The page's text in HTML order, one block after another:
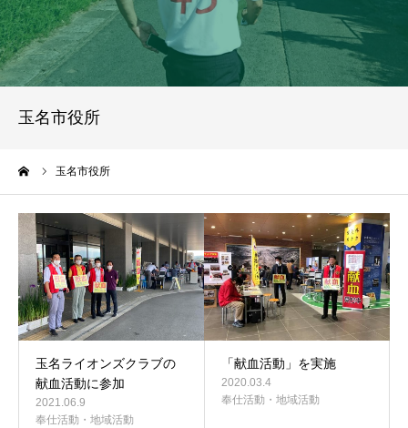
玉名市役所
玉名市役所
玉名ライオンズクラブの
献血活動に参加
2021.06.9
奉仕活動・地域活動
「献血活動」を実施
2020.03.4
奉仕活動・地域活動
政策
ブログ
事務所案内